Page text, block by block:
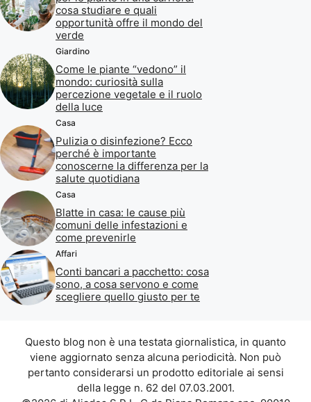
cosa studiare e quali
opportunità offre il mondo del
verde
Giardino
Come le piante “vedono” il
mondo: curiosità sulla
percezione vegetale e il ruolo
della luce
Casa
Pulizia o disinfezione? Ecco
perché è importante
conoscerne la differenza per la
salute quotidiana
Casa
Blatte in casa: le cause più
comuni delle infestazioni e
come prevenirle
Affari
Conti bancari a pacchetto: cosa
sono, a cosa servono e come
scegliere quello giusto per te
Questo blog non è una testata giornalistica, in quanto
viene aggiornato senza alcuna periodicità. Non può
pertanto considerarsi un prodotto editoriale ai sensi
della legge n. 62 del 07.03.2001.